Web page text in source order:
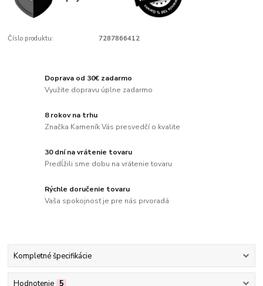
Číslo produktu: 7287866412
Doprava od 30€ zadarmo
Využite dopravu úplne zadarmo
8 rokov na trhu
Značka Kameník Vás presvedčí o kvalite
30 dní na vrátenie tovaru
Predĺžili sme dobu na vrátenie tovaru
Rýchle doručenie tovaru
Vaša spokojnosť je pre nás prvoradá
Kompletné špecifikácie
Hodnotenie 5